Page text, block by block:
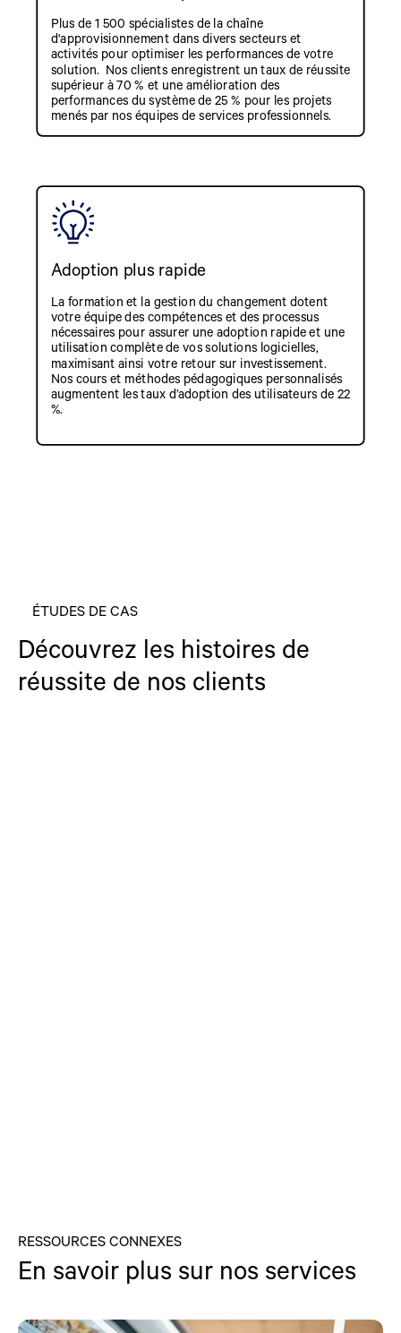
Plus de 1 500 spécialistes de la chaîne
d'approvisionnement dans divers secteurs et
activités pour optimiser les performances de votre
solution. Nos clients enregistrent un taux de réussite
supérieur à 70 % et une amélioration des
performances du système de 25 % pour les projets
menés par nos équipes de services professionnels.
Adoption plus rapide
La formation et la gestion du changement dotent
votre équipe des compétences et des processus
nécessaires pour assurer une adoption rapide et une
utilisation complète de vos solutions logicielles,
maximisant ainsi votre retour sur investissement.
Nos cours et méthodes pédagogiques personnalisés
augmentent les taux d’adoption des utilisateurs de 22
%.
ÉTUDES DE CAS
Découvrez les histoires de
réussite de nos clients
RESSOURCES CONNEXES
En savoir plus sur nos services